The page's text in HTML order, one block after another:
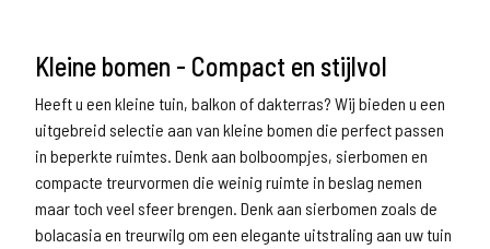
Kleine bomen - Compact en stijlvol
Heeft u een kleine tuin, balkon of dakterras? Wij bieden u een
uitgebreid selectie aan van kleine bomen die perfect passen
in beperkte ruimtes. Denk aan bolboompjes, sierbomen en
compacte treurvormen die weinig ruimte in beslag nemen
maar toch veel sfeer brengen. Denk aan sierbomen zoals de
bolacasia en treurwilg om een elegante uitstraling aan uw tuin